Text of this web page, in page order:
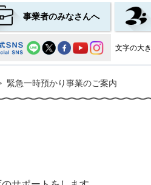
事業者のみなさんへ
文字の大
緊急一時預かり事業のご案内